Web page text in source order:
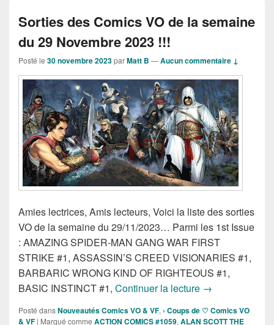
Sorties des Comics VO de la semaine
du 29 Novembre 2023 !!!
Posté le 30 novembre 2023parMatt B —Aucun commentaire ↓
Amies lectrices, Amis lecteurs, Voici la liste des sorties
VO de la semaine du 29/11/2023… Parmi les 1st Issue
: AMAZING SPIDER-MAN GANG WAR FIRST
STRIKE #1, ASSASSIN’S CREED VISIONARIES #1,
BARBARIC WRONG KIND OF RIGHTEOUS #1,
BASIC INSTINCT #1, Continuer la lecture Sorties des
→
Posté dansNouveautés Comics VO & VF, › Coups de ♡ Comics VO
& VF | Marqué comme ACTION COMICS #1059, ALAN SCOTT THE